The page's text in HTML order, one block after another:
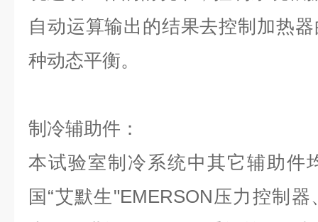
自动运算输出的结果去控制加热
种动态平衡。
制冷辅助件：
本试验室制冷系统中其它辅助件
国“艾默生"EMERSON压力控制